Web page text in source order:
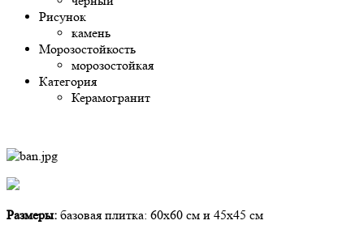
Рисунок
камень
Морозостойкость
морозостойкая
Категория
Керамогранит
Размеры: базовая плитка: 60х60 см и 45х45 см